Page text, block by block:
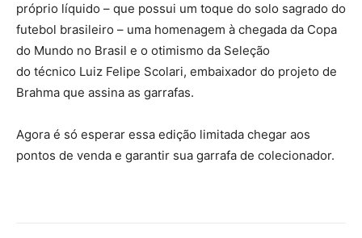
próprio líquido – que possui um toque do solo sagrado do
futebol brasileiro – uma homenagem à chegada da Copa
do Mundo no Brasil e o otimismo da Seleção
do técnico Luiz Felipe Scolari, embaixador do projeto de
Brahma que assina as garrafas.
Agora é só esperar essa edição limitada chegar aos
pontos de venda e garantir sua garrafa de colecionador.